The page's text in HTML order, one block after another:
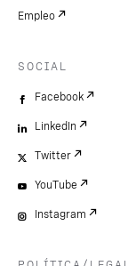
Empleo
SOCIAL
Facebook
LinkedIn
Twitter
YouTube
Instagram